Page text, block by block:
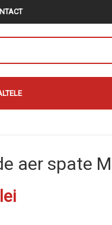
aer spate
lei